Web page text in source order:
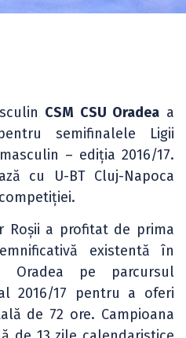
CSM CSU Oradea a
semifinalele Ligii
– ediția 2016/17.
cu U-BT Cluj-Napoca
Roșii a profitat de prima
existentă în
Oradea pe parcursul
2016/17 pentru a oferi
de 72 ore. Campioana